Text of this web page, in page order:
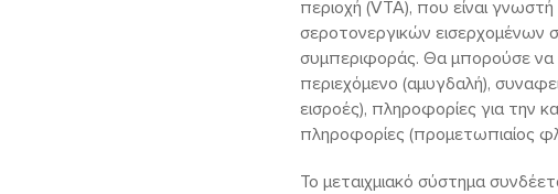
περιοχή (VTA), που είναι
σεροτονεργικών εισερχομένων
συμπεριφοράς. Θα μπορούσε να
περιεχόμενο (αμυγδαλή),
εισροές), πληροφορίες για την
πληροφορίες (προμετωπιαίος
Το μεταιχμιακό σύστημα